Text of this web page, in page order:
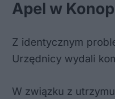
Apel w
Z identycznym
Urzędnicy wydali
W związku z